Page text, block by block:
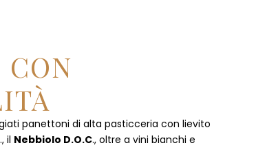
panettoni di alta pasticceria con lievito
., il Nebbiolo D.O.C., oltre a vini bianchi e